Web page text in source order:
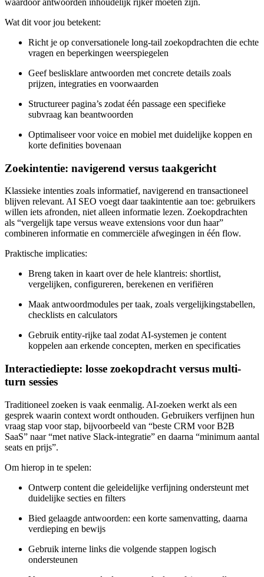
waardoor antwoorden inhoudelijk rijker moeten zijn.
Wat dit voor jou betekent:
Richt je op conversationele long-tail zoekopdrachten die echte
vragen en beperkingen weerspiegelen
Geef beslisklare antwoorden met concrete details zoals
prijzen, integraties en voorwaarden
Structureer pagina’s zodat één passage een specifieke
subvraag kan beantwoorden
Optimaliseer voor voice en mobiel met duidelijke koppen en
korte definities bovenaan
Zoekintentie: navigerend versus taakgericht
Klassieke intenties zoals informatief, navigerend en transactioneel
blijven relevant. AI SEO voegt daar taakintentie aan toe: gebruikers
willen iets afronden, niet alleen informatie lezen. Zoekopdrachten
als “vergelijk tape versus weave extensions voor dun haar”
combineren informatie en commerciële afwegingen in één flow.
Praktische implicaties:
Breng taken in kaart over de hele klantreis: shortlist,
vergelijken, configureren, berekenen en verifiëren
Maak antwoordmodules per taak, zoals vergelijkingstabellen,
checklists en calculators
Gebruik entity-rijke taal zodat AI-systemen je content
koppelen aan erkende concepten, merken en specificaties
Interactiediepte: losse zoekopdracht versus multi-
turn sessies
Traditioneel zoeken is vaak eenmalig. AI-zoeken werkt als een
gesprek waarin context wordt onthouden. Gebruikers verfijnen hun
vraag stap voor stap, bijvoorbeeld van “beste CRM voor B2B
SaaS” naar “met native Slack-integratie” en daarna “minimum aantal
seats en prijs”.
Om hierop in te spelen:
Ontwerp content die geleidelijke verfijning ondersteunt met
duidelijke secties en filters
Bied gelaagde antwoorden: een korte samenvatting, daarna
verdieping en bewijs
Gebruik interne links die volgende stappen logisch
ondersteunen